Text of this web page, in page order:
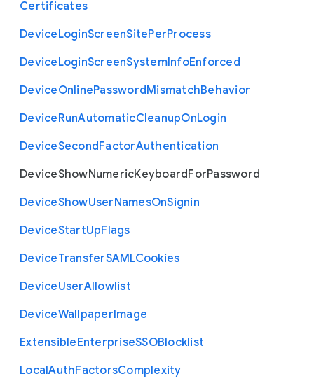
Certificates
DeviceLoginScreenSitePerProcess
DeviceLoginScreenSystemInfoEnforced
DeviceOnlinePasswordMismatchBehavior
DeviceRunAutomaticCleanupOnLogin
DeviceSecondFactorAuthentication
DeviceShowNumericKeyboardForPassword
DeviceShowUserNamesOnSignin
DeviceStartUpFlags
DeviceTransferSAMLCookies
DeviceUserAllowlist
DeviceWallpaperImage
ExtensibleEnterpriseSSOBlocklist
LocalAuthFactorsComplexity